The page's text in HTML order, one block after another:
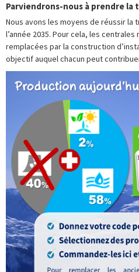
Parviendrons-nous à prendre
Nous avons les moyens de réussir la
l’année 2035. Pour cela, les
remplacées par la construction
objectif auquel chacun peut